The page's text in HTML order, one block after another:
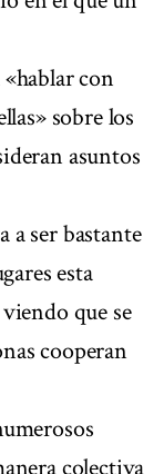
con
sobre los
asuntos
ser bastante
esta
que se
cooperan